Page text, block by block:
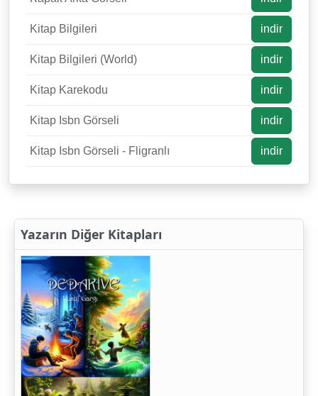
Kitap Bilgileri indir
Kitap Bilgileri (World) indir
Kitap Karekodu indir
Kitap Isbn Görseli indir
Kitap Isbn Görseli - Fligranlı indir
Yazarın Diğer Kitapları